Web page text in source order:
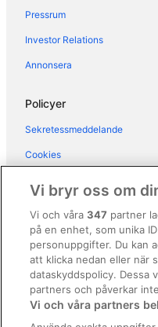
Hotel Panorama
Design Palace
Ca' Lavezzera
Hotel Bella Venezia
Hotel Montecarlo
Russo Palace Hotel
Pressrum
Investor Relations
Annonsera
Policyer
Sekretessmeddelande
Cookies
Regler och villkor för Vrbo
Tillgänglighetsanpassning
Juridisk information/Kontakta
Riktlinjer för innehåll och
Vi bryr oss om
Vi och våra347 partner
på en enhet, som unika
personuppgifter. Du kan
att klicka nedan eller när
dataskyddspolicy. Dessa
partners och påverkar
Vi och våra partners